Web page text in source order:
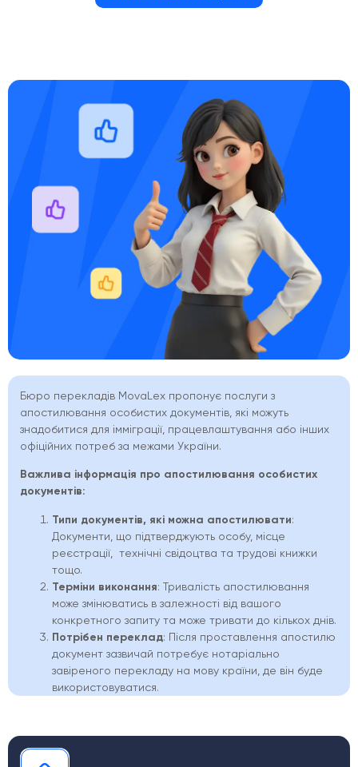
Бюро перекладів MovaLex пропонує послуги з
апостилювання особистих документів, які можуть
знадобитися для імміграції, працевлаштування або інших
офіційних потреб за межами України.
Важлива інформація про апостилювання особистих
документів:
Типи документів, які можна апостилювати:
Документи, що підтверджують особу, місце
реєстрації, технічні свідоцтва та трудові книжки
тощо.
Терміни виконання: Тривалість апостилювання
може змінюватись в залежності від вашого
конкретного запиту та може тривати до кількох днів.
Потрібен переклад: Після проставлення апостилю
документ зазвичай потребує нотаріально
завіреного перекладу на мову країни, де він буде
використовуватися.